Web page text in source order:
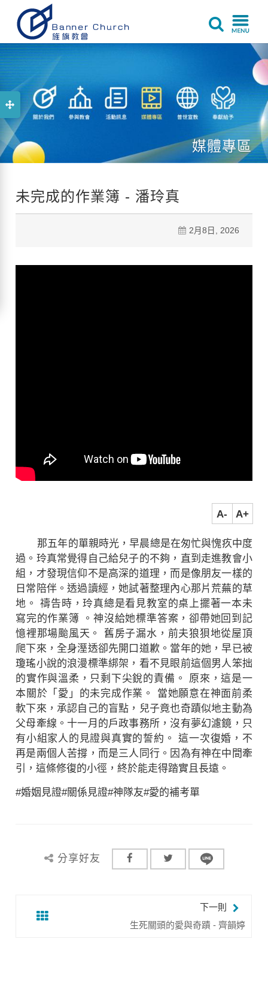
媒體專區
未完成的作業簿 - 潘玲真
2月8日, 2026
A- A+
那五年的單親時光，早晨總是在匆忙與愧疚中度
過。玲真常覺得自己給兒子的不夠，直到走進教會小
組，才發現信仰不是高深的道理，而是像朋友一樣的
日常陪伴。透過讀經，她試著整理內心那片荒蕪的草
地。 禱告時，玲真總是看見教室的桌上擺著一本未
寫完的作業簿 。神沒給她標準答案，卻帶她回到記
憶裡那場颱風天。 舊房子漏水，前夫狼狽地從屋頂
爬下來，全身溼透卻先開口道歉。當年的她，早已被
瓊瑤小說的浪漫標準綁架，看不見眼前這個男人笨拙
的實作與溫柔，只剩下尖銳的責備。 原來，這是一
本關於「愛」的未完成作業。 當她願意在神面前柔
軟下來，承認自己的盲點，兒子竟也奇蹟似地主動為
父母牽線。十一月的戶政事務所，沒有夢幻濾鏡，只
有小組家人的見證與真實的誓約。 這一次復婚，不
再是兩個人苦撐，而是三人同行。因為有神在中間牽
引，這條修復的小徑，終於能走得踏實且長遠。
#婚姻見證#關係見證#神隊友#愛的補考單
分享好友
下一則
生死關頭的愛與奇蹟 - 齊韻婷